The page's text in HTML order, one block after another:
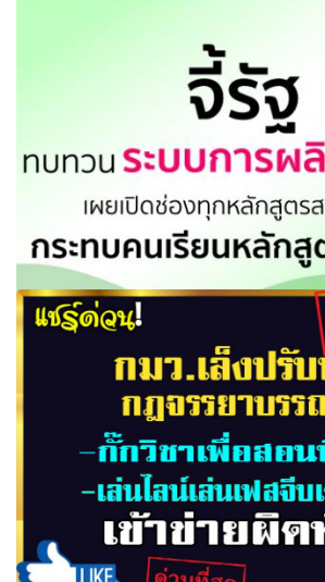
จี้รัฐทบทวนระบบการผลิตครูใหม่ ชี้ระบบ
คุณภาพอย่างแท้จริง